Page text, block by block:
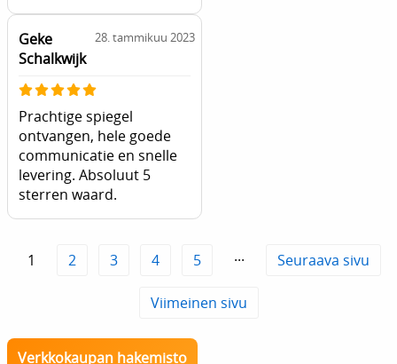
Geke
Schalkwijk
28. tammikuu 2023
Prachtige spiegel
ontvangen, hele goede
communicatie en snelle
levering. Absoluut 5
sterren waard.
1 2 3 4 5 ··· Seuraava sivu
Viimeinen sivu
Verkkokaupan hakemisto